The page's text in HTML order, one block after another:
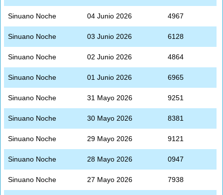
Sinuano Noche 04 Junio 2026 4967
Sinuano Noche 03 Junio 2026 6128
Sinuano Noche 02 Junio 2026 4864
Sinuano Noche 01 Junio 2026 6965
Sinuano Noche 31 Mayo 2026 9251
Sinuano Noche 30 Mayo 2026 8381
Sinuano Noche 29 Mayo 2026 9121
Sinuano Noche 28 Mayo 2026 0947
Sinuano Noche 27 Mayo 2026 7938